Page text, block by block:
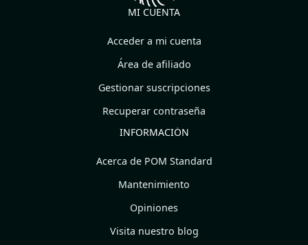
MI CUENTA
Acceder a mi cuenta
Área de afiliado
Gestionar suscripciones
Recuperar contraseña
INFORMACIÓN
Acerca de POM Standard
Mantenimiento
Opiniones
Visita nuestro blog